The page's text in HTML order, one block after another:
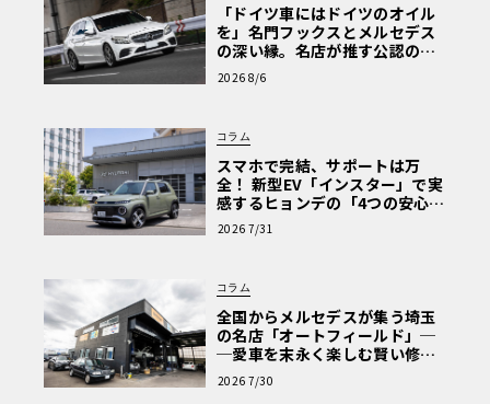
「ドイツ車にはドイツのオイル
を」名門フックスとメルセデス
の深い縁。名店が推す公認の安
心と、Cクラスで味わうシルキー
な走り〈PR〉
2026 8/6
コラム
スマホで完結、サポートは万
全！ 新型EV「インスター」で実
感するヒョンデの「4つの安心」
【第1回・ヒョンデ6つの疑問：
Why? Hyundai?】〈PR〉
2026 7/31
コラム
全国からメルセデスが集う埼玉
の名店「オートフィールド」─
─愛車を末永く楽しむ賢い修理
術と、プロがフックス製オイル
を選ぶ理由〈PR〉
2026 7/30